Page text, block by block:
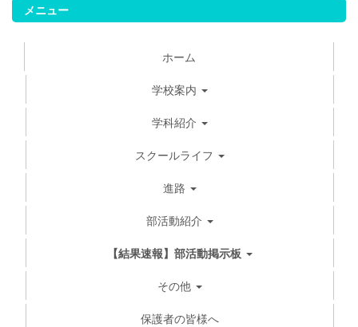
メニュー
ホーム
学校案内
学科紹介
スクールライフ
進路
部活動紹介
【結果速報】部活動掲示板
その他
保護者の皆様へ